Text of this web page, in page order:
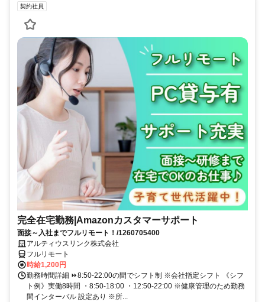
契約社員
完全在宅勤務|Amazonカスタマーサポート
面接～入社までフルリモート！/1260705400
アルティウスリンク株式会社
フルリモート
時給1,200円
勤務時間詳細 ⏩8:50-22:00の間でシフト制 ※会社指定シフト 《シフ
ト例》実働8時間 ・8:50-18:00 ・12:50-22:00 ※健康管理のため勤務
間インターバル 設定あり ※所...